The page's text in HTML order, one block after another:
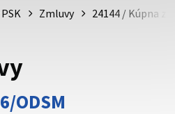
že zdieľate informácie iba
Zabezpečená stránka
domény webového sídla.
Zmluvy 24144 / Kúpna
ODSM